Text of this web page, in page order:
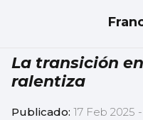
La transición
ralentiza
Publicado: 17 Feb 2025 -